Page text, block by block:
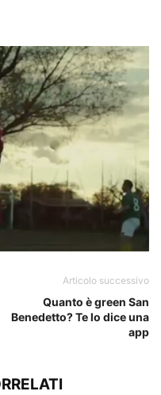
Articolo successivo
Quanto è green San
Benedetto? Te lo dice una
app